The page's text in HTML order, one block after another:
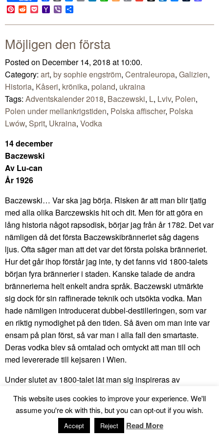
Link
Pinterest
RedditPocketYahoo
Mail
Viber
Möjligen den första
Posted on December 14, 2018 at 10:00.
Category: art, by sophie engström, Centraleuropa, Galizien,
Historia, Kåseri, krönika, poland, ukraina
Tags: Adventskalender 2018, Baczewski, L, Lviv, Polen,
Polen under mellankrigstiden, Polska affischer, Polska
Lwów, Sprit, Ukraina, Vodka
14 december
Baczewski
Av Lu-can
År 1926
Baczewski… Var ska jag börja. Risken är att man blir tjatig
med alla olika Barczewskis hit och dit. Men för att göra en
lång historia något rapsodisk, börjar jag från år 1782. Det var
nämligen då det första Baczewskibränneriet såg dagens
ljus. Ofta säger man att det var det första polska bränneriet.
Hur det går ihop förstår jag inte, ty det fanns vid 1800-talets
början fyra brännerier i staden. Kanske talade de andra
brännerierna helt enkelt andra språk. Baczewski utmärkte
sig dock för sin raffinerade teknik och utsökta vodka. Man
hade nämligen introducerat dubbel-destilleringen, som var
en riktig nymodighet på den tiden. Så även om man inte var
ensam på plan först, så var man i alla fall den smartaste.
Deras vodka blev så omtalad och omtyckt att man till och
med levererade till kejsaren i Wien.
Under slutet av 1800-talet lät man sig inspireras av
man började exportera. Man exporterade till bland annat
Frankrike, Italien, Storbritannien och Tyskland. Nu tog man
också till sig idén med marknadsföring. Det bestämdes att
This website uses cookies to improve your experience. We'll
assume you're ok with this, but you can opt-out if you wish.
Accept Reject Read More